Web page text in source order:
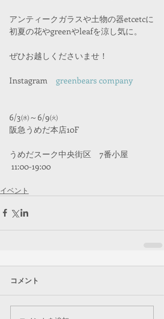
アンティークガラスや土物の器etcetcに
初夏の花やgreenやleafを涼し気に。
ぜひお越しくださいませ！
Instagram greenbears company
6/3㈬～6/9㈫
阪急うめだ本店10F
うめだスーク中央街区　7番小屋
11:00-19:00
イベント
コメント